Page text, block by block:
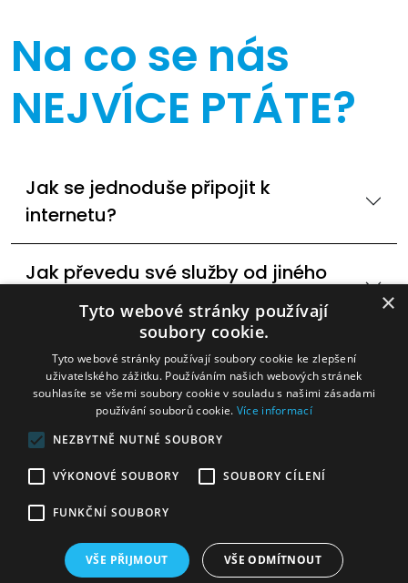
Na co se nás
NEJVÍCE PTÁTE?
Jak se jednoduše připojit k
internetu?
Jak převedu své služby od jiného
poskytovatele internetu?
Dostupné technologie internetového
připojení? 60Ghz,DSL
Mohu změnit rychlost internetu?
Internetová televize v Babicích
×
Tyto webové stránky používají
soubory cookie.
Tyto webové stránky používají soubory cookie ke zlepšení
uživatelského zážitku. Používáním našich webových stránek
souhlasíte se všemi soubory cookie v souladu s našimi zásadami
používání souborů cookie. Více informací
NEZBYTNĚ NUTNÉ SOUBORY
VÝKONOVÉ SOUBORY SOUBORY CÍLENÍ
FUNKČNÍ SOUBORY
VŠE PŘIJMOUT VŠE ODMÍTNOUT